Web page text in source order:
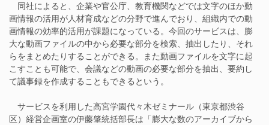
同社によると、企業や官公庁、教育機関などでは文字のほか動
画情報の活用が人材育成などの分野で進んでおり、組織内での動
画情報の効率的活用が課題になっている。今回のサービスは、膨
大な動画ファイルの中から必要な部分を検索、抽出したり、それ
らをまとめたりすることができる。また動画ファイルを文字に起
こすことも可能で、会議などの動画の必要な部分を抽出、要約し
て議事録を作成することもできるという。
サービスを利用した高宮学園代々木ゼミナール（東京都渋谷
区）経営企画室の伊藤肇統括部長は「膨大な数のアーカイブから